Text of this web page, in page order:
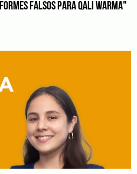
FALSOS PARA QALI WARMA"